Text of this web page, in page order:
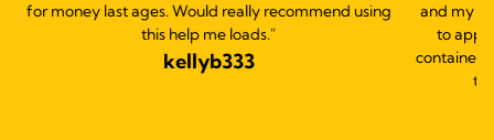
for money last ages. Would really recommend using
this help me loads."
kellyb333
and my
to
container